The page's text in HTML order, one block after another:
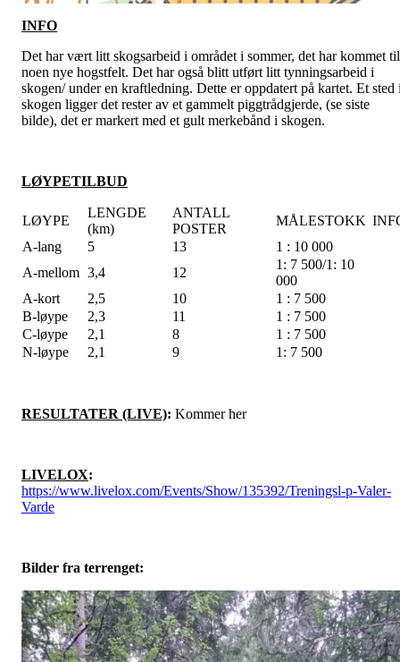
INFO
Det har vært litt skogsarbeid i området i sommer, det har kommet til
noen nye hogstfelt. Det har også blitt utført litt tynningsarbeid i
skogen/ under en kraftledning. Dette er oppdatert på kartet. Et sted
skogen ligger det rester av et gammelt piggtrådgjerde, (se siste
bilde), det er markert med et gult merkebånd i skogen.
LØYPETILBUD
LØYPE
LENGDE
(km)
ANTALL
POSTER
MÅLESTOKK
A-lang
5 13
1 : 10 000
A-mellom 3,4 12
1: 7 500/1: 10
000
A-kort
2,5 10
1 : 7 500
B-løype
2,3 11
1 : 7 500
C-løype
2,1 8
1 : 7 500
N-løype
2,1 9 1: 7 500
RESULTATER (LIVE): Kommer her
LIVELOX:
https://www.livelox.com/Events/Show/135392/Treningsl-p-Valer-
Varde
Bilder fra terrenget: